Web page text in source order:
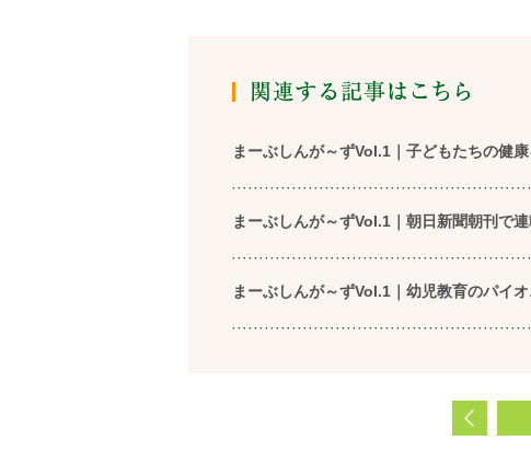
まーぶしんが～ずVol.1｜子どもたちの健
まーぶしんが～ずVol.1｜朝日新聞朝刊で
まーぶしんが～ずVol.1｜幼児教育のパイ